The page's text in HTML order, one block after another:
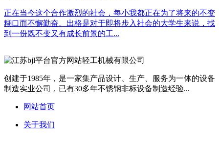
正在当今这个合作激烈的社会，每小我都正在为了将来的不变
糊口而不懈勤奋。出格是对于即将步入社会的大学生来说，找
到一份既不变又有成长前景的工...
创建于1985年，是一家集产品设计、生产、服务为一体的设备
制造实业公司，已有30多年不锈钢非标设备制造经验...
网站首页
关于我们